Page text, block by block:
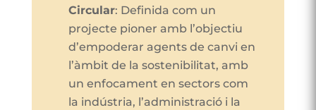
Circular: Definida com un
projecte pioner amb l’objectiu
d’empoderar agents de canvi en
l’àmbit de la sostenibilitat, amb
un enfocament en sectors com
la indústria, l’administració i la